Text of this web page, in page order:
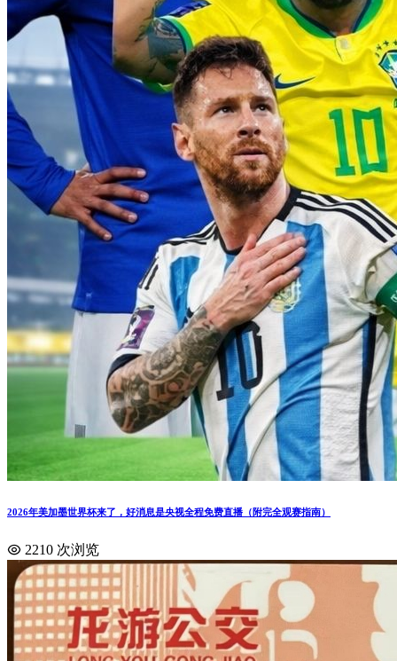
2026年美加墨世界杯来了，好消息是央视全程免费直播（附完全观赛指南）
2210 次浏览